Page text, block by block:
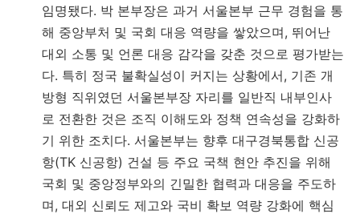
임명됐다. 박 본부장은 과거 서울본부 근무 경험을 통
해 중앙부처 및 국회 대응 역량을 쌓았으며, 뛰어난
대외 소통 및 언론 대응 감각을 갖춘 것으로 평가받는
다. 특히 정국 불확실성이 커지는 상황에서, 기존 개
방형 직위였던 서울본부장 자리를 일반직 내부인사
로 전환한 것은 조직 이해도와 정책 연속성을 강화하
기 위한 조치다. 서울본부는 향후 대구경북통합 신공
항(TK 신공항) 건설 등 주요 국책 현안 추진을 위해
국회 및 중앙정부와의 긴밀한 협력과 대응을 주도하
며, 대외 신뢰도 제고와 국비 확보 역량 강화에 핵심